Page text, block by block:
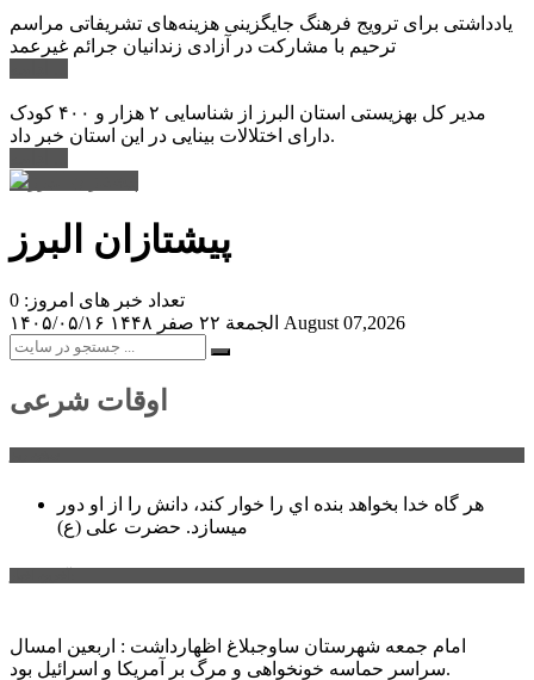
یادداشتی برای ترویج فرهنگ جایگزینی هزینه‌های تشریفاتی مراسم
ترحیم با مشارکت در آزادی زندانیان جرائم غیرعمد
مدیر کل بهزیستی استان البرز از شناسایی ۲ هزار و ۴۰۰ کودک
دارای اختلالات بینایی در این استان خبر داد.
پیشتازان البرز
تعداد خبر های امروز: 0
۱۴۰۵/۰۵/۱۶
الجمعة ۲۲ صفر ۱۴۴۸ August 07,2026
اوقات شرعی
هر گاه خدا بخواهد بنده اي را خوار كند، دانش را از او دور
میسازد. حضرت علی (ع)
امام جمعه شهرستان ساوجبلاغ اظهارداشت : اربعین امسال
سراسر حماسه خونخواهی و مرگ بر آمریکا و اسرائیل بود.